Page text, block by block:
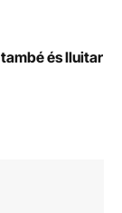
és lluitar